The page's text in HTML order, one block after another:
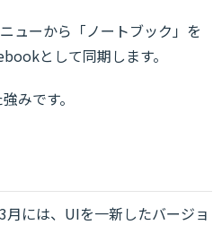
ューから「ノートブック」を
として同期します。
みです。
には、UIを一新したバージョ